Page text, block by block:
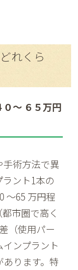
れくら
〜 ６５万円
術方法で異
ント1本の
〜65 万円程
市圈で高く
（使用パー
ンプラント
ります。特